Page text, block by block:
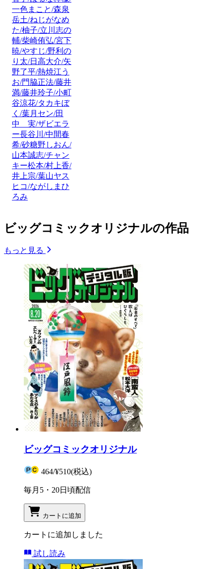
一色まこと/森泉
岳土/ねじがなめ
た/柚子/立川志の
輔/柴崎侑弘/宮下
暁/やすじ/野利の
り太/日高大介/矢
野了平/熱焼江う
お/門脇正法/藤井
満/藤井玲子/小町
谷涼花/タカキぼ
く/葉月セン/田
中 実/ザビエラ
ー長谷川/中間春
希/砂糖野しおん/
山本誠志/チャン
キー松本/村上香/
井上宗/葉山ヤス
ヒコ/ながしまひ
ろみ
ビッグコミックオリジナルの作品
もっと見る
ビッグコミックオリジナル
464/¥510(税込)
毎月5・20日頃配信
カートに追加
カートに追加しました
試し読み